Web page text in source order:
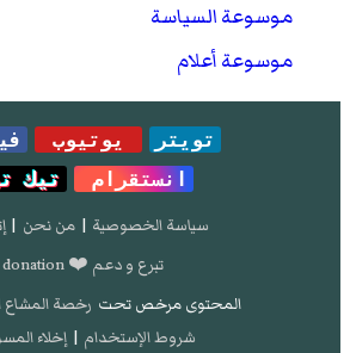
موسوعة السياسة
موسوعة أعلام
تويتر يوتيوب
انستقرام
تيك
سياسة الخصوصية | من نحن |
تبرع و دعم ❤️ donation
المحتوى مرخص تحت رخصة المشاع
شروط الإستخدام | إخلاء